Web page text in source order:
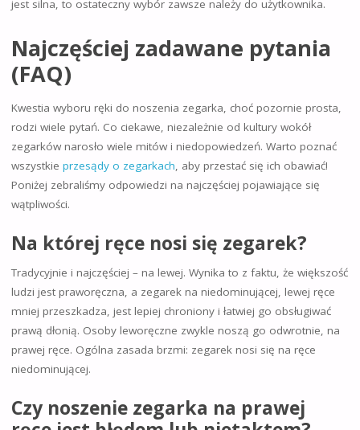
jest silna, to ostateczny wybór zawsze należy do użytkownika.
Najczęściej zadawane pytania
(FAQ)
Kwestia wyboru ręki do noszenia zegarka, choć pozornie prosta,
rodzi wiele pytań. Co ciekawe, niezależnie od kultury wokół
zegarków narosło wiele mitów i niedopowiedzeń. Warto poznać
wszystkie przesądy o zegarkach, aby przestać się ich obawiać!
Poniżej zebraliśmy odpowiedzi na najczęściej pojawiające się
wątpliwości.
Na której ręce nosi się zegarek?
Tradycyjnie i najczęściej – na lewej. Wynika to z faktu, że większość
ludzi jest praworęczna, a zegarek na niedominującej, lewej ręce
mniej przeszkadza, jest lepiej chroniony i łatwiej go obsługiwać
prawą dłonią. Osoby leworęczne zwykle noszą go odwrotnie, na
prawej ręce. Ogólna zasada brzmi: zegarek nosi się na ręce
niedominującej.
Czy noszenie zegarka na prawej